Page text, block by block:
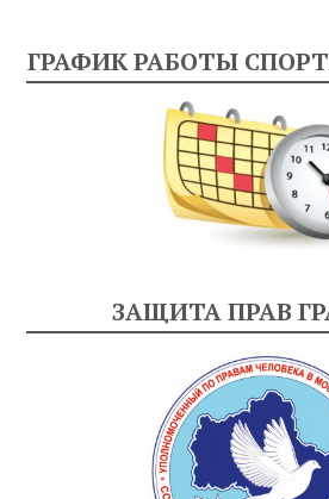
ГРАФИК РАБОТЫ
ЗАЩИТА ПРАВ